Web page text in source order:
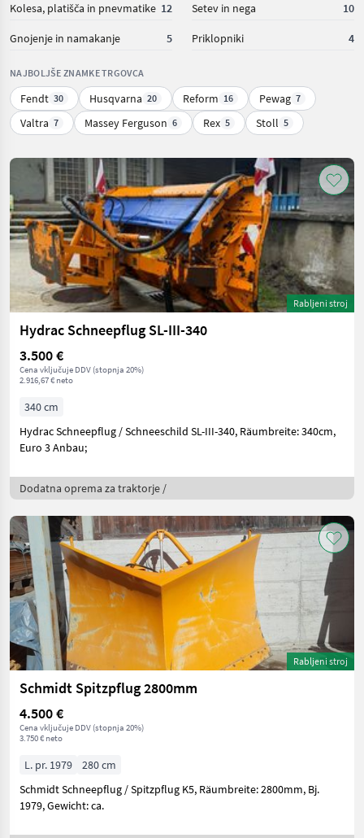
Kolesa, platišča in pnevmatike 12 Setev in nega 10
Gnojenje in namakanje 5 Priklopniki 4
NAJBOLJŠE ZNAMKE TRGOVCA
Fendt 30 Husqvarna 20 Reform 16 Pewag 7
Valtra 7 Massey Ferguson 6 Rex 5 Stoll 5
Rabljeni stroj
Hydrac Schneepflug SL-III-340
3.500 €
Cena vključuje DDV (stopnja 20%)
2.916,67 € neto
340 cm
Hydrac Schneepflug / Schneeschild SL-III-340, Räumbreite: 340cm,
Euro 3 Anbau;
Dodatna oprema za traktorje /
Rabljeni stroj
Schmidt Spitzpflug 2800mm
4.500 €
Cena vključuje DDV (stopnja 20%)
3.750 € neto
L. pr. 1979
280 cm
Schmidt Schneepflug / Spitzpflug K5, Räumbreite: 2800mm, Bj.
1979, Gewicht: ca.